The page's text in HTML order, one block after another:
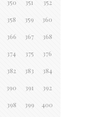
350 351 352
358 359 360
366 367 368
374 375 376
382 383 384
390 391 392
398 399 400